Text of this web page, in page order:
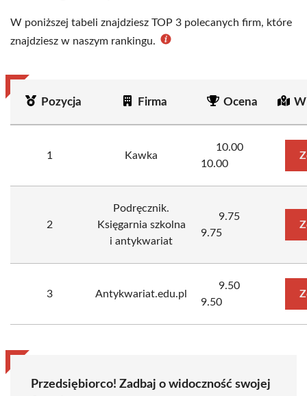
W poniższej tabeli znajdziesz TOP 3 polecanych firm, które
znajdziesz w naszym rankingu.
Pozycja Firma Ocena
1 Kawka
10.00
10.00
2
Podręcznik.
Księgarnia szkolna
i antykwariat
9.75
9.75
3 Antykwariat.edu.pl
9.50
9.50
Przedsiębiorco! Zadbaj o widoczność swojej